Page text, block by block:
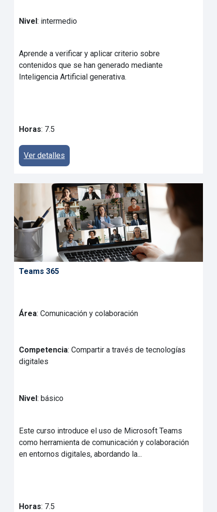
Nivel : intermedio
Aprende a verificar y aplicar criterio sobre
contenidos que se han generado mediante
Inteligencia Artificial generativa.
Horas: 7.5
Ver detalles
Teams 365
Área: Comunicación y colaboración
Competencia: Compartir a través de tecnologías
digitales
Nivel : básico
Este curso introduce el uso de Microsoft Teams
como herramienta de comunicación y colaboración
en entornos digitales, abordando la...
Horas: 7.5